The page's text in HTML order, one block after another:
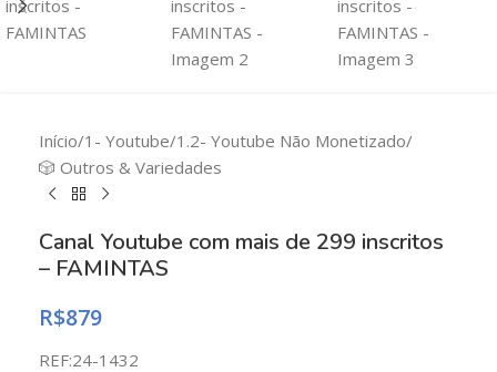
Início/1- Youtube/1.2- Youtube Não Monetizado/
🎲 Outros & Variedades
Canal Youtube com mais de 299 inscritos
– FAMINTAS
R$879
REF:24-1432